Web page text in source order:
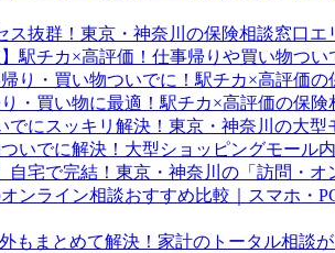
ス抜群！東京・神奈川の保険相談窓口エ
】駅チカ×高評価！仕事帰りや買い物つ
帰り・買い物ついでに！駅チカ×高評価
り・買い物に最適！駅チカ×高評価の保険
でにスッキリ解決！東京・神奈川の大型
ついでに解決！大型ショッピングモール
自宅で完結！東京・神奈川の「訪問・
オンライン相談おすすめ比較｜スマホ・
もまとめて解決！家計のトータル相談